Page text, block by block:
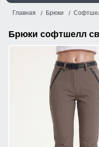
Главная Брюки
Брюки софтшелл